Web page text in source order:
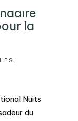
la
,
Nuits
du